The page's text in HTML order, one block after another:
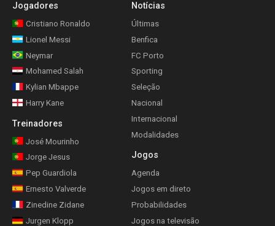
Jogadores
Cristiano Ronaldo
Lionel Messi
Neymar
Mohamed Salah
Kylian Mbappe
Harry Kane
Treinadores
José Mourinho
Jorge Jesus
Pep Guardiola
Ernesto Valverde
Zinedine Zidane
Jurgen Klopp
Notícias
Últimas
Benfica
FC Porto
Sporting
Seleção
Nacional
Internacional
Modalidades
Jogos
Agenda
Jogos em direto
Probabilidades
Jogos na televisão